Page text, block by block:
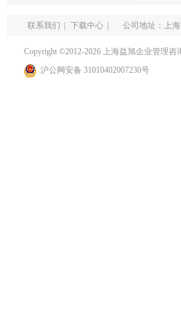
联系我们 下载中心 公司地址：上海
Copyright ©2012-2026 上海益旭企业管理咨
沪公网安备 31010402007230号